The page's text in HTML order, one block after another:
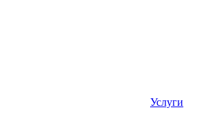
Услуги